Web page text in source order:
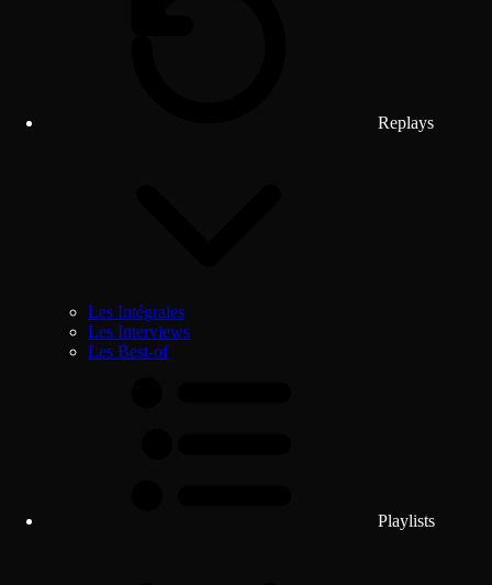
Replays
Les Intégrales
Les Interviews
Les Best-of
Playlists